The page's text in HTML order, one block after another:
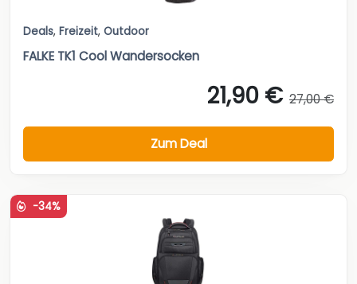
Deals, Freizeit, Outdoor
FALKE TK1 Cool Wandersocken
21,90 € 27,00 €
Zum Deal
-34%